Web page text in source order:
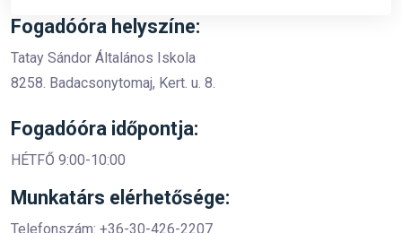
Fogadóóra helyszíne:
Tatay Sándor Általános Iskola
8258. Badacsonytomaj, Kert. u. 8.
Fogadóóra időpontja:
HÉTFŐ 9:00-10:00
Munkatárs elérhetősége:
Telefonszám: +36-30-426-2207